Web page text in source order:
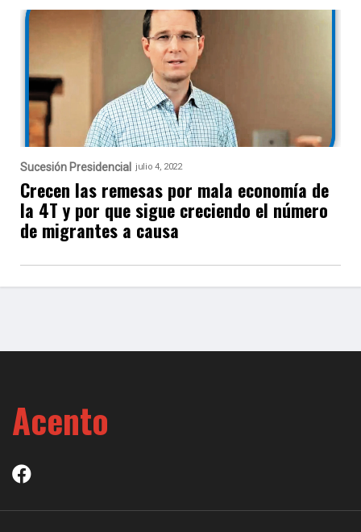
Sucesión Presidencial julio 4, 2022
Crecen las remesas por mala economía de
la 4T y por que sigue creciendo el número
de migrantes a causa
Acento